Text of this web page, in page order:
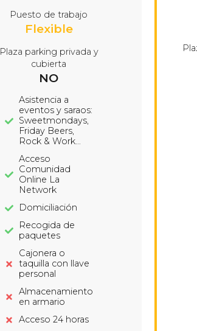
Puesto de trabajo
Flexible
Plaza parking privada y
cubierta
NO
Asistencia a
eventos y saraos:
Sweetmondays,
Friday Beers,
Rock & Work…
Acceso
Comunidad
Online La
Network
Domiciliación
Recogida de
paquetes
Cajonera o
taquilla con llave
personal
Almacenamiento
en armario
Acceso 24 horas